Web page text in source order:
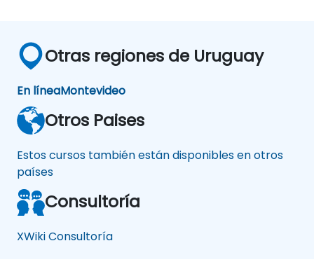
Otras regiones de Uruguay
En líneaMontevideo
Otros Paises
Estos cursos también están disponibles en otros
países
Consultoría
XWiki Consultoría